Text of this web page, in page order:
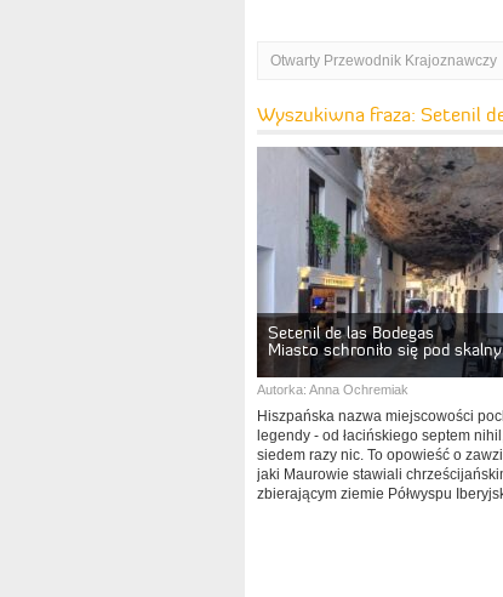
Otwarty Przewodnik Krajoznawczy
Wyszukiwna fraza: Setenil
Setenil de las Bodegas
Miasto schroniło się pod
Autorka: Anna Ochremiak
Hiszpańska nazwa miejscowości
legendy - od łacińskiego septem
siedem razy nic. To opowieść o
jaki Maurowie stawiali
zbierającym ziemie Półwyspu